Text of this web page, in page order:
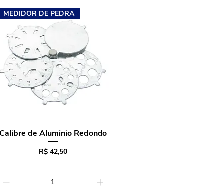
Visualização rápida
MEDIDOR DE PEDRA
Calibre de Aluminio Redondo
Preço
R$ 42,50